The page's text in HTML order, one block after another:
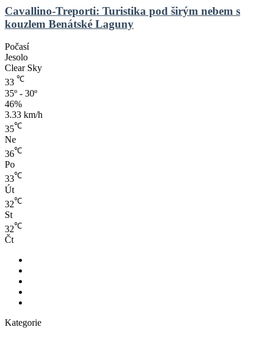
světy
a
možnosti
Cavallino-
Treporti:
Turistika
pod
širým
nebem
s
kouzlem
Benátské
Laguny
Cavallino-Treporti: Turistika pod širým nebem s
kouzlem Benátské Laguny
Počasí
Jesolo
Clear Sky
33 ℃
35º - 30º
46%
3.33 km/h
35℃
Ne
36℃
Po
33℃
Út
32℃
St
32℃
Čt
Kategorie